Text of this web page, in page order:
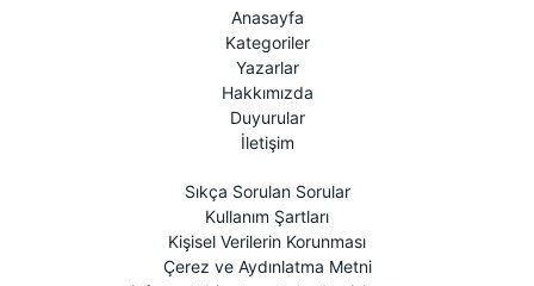
Anasayfa
Kategoriler
Yazarlar
Hakkımızda
Duyurular
İletişim
Sıkça Sorulan Sorular
Kullanım Şartları
Kişisel Verilerin Korunması
Çerez ve Aydınlatma Metni